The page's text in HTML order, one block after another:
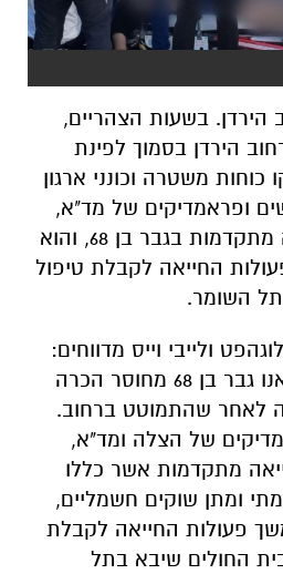
בשעות הצהריים,
גבר בן 68 ברחוב הירדן בסמוך לפינת
משטרה וכונני ארגון
ופראמדיקים של מד"א,
ביצעו פעולות החייאה מתקדמות בגבר בן 68, והוא
החייאה לקבלת טיפול
השומר.
ולייבי וייס מדווחים:
"כשהגענו למקום, מצאנו גבר בן 68 מחוסר הכרה
לאחר שהתמוטט ברחוב.
של הצלה ומד"א,
מתקדמות אשר כללו
ומתן שוקים חשמליים,
פעולות החייאה לקבלת
החולים שיבא בתל